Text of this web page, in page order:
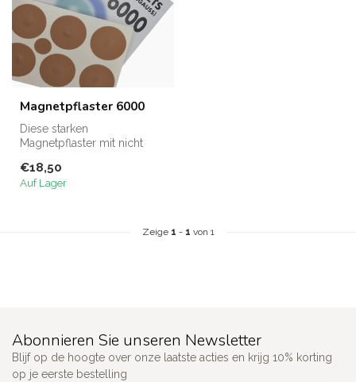
Magnetpflaster 6000
Diese starken
Magnetpflaster mit nicht
sind ideal zur lok...
€18,50
Auf Lager
Zeige 1 - 1 von 1
Abonnieren Sie unseren Newsletter
Blijf op de hoogte over onze laatste acties en krijg 10% korting
op je eerste bestelling